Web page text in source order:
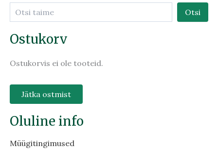
Otsi
Ostukorv
Ostukorvis ei ole tooteid.
Jätka ostmist
Oluline info
Müügitingimused